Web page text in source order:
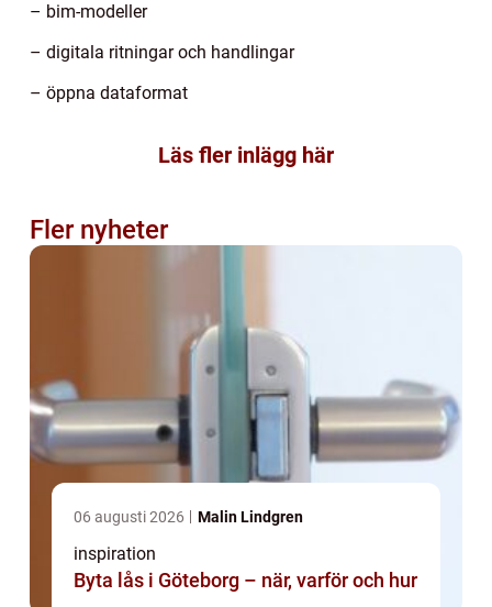
– bim-modeller
– digitala ritningar och handlingar
– öppna dataformat
Läs fler inlägg här
Fler nyheter
06 augusti 2026 Malin Lindgren
inspiration
Byta lås i Göteborg – när, varför och hur